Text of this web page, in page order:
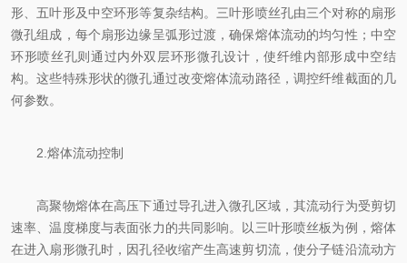
形、五叶形及中空环形等复杂结构。三叶形喷丝孔由三个对称的扇形
微孔组成，每个扇形边缘呈弧形过渡，确保熔体流动的均匀性；中空
环形喷丝孔则通过内外双层环形微孔设计，使纤维内部形成中空结
构。这些特殊形状的微孔通过改变熔体流动路径，调控纤维截面的几
何参数。
2.熔体流动控制
高聚物熔体在高压下通过导孔进入微孔区域，其流动行为受剪切
速率、温度梯度与表面张力的共同影响。以三叶形喷丝板为例，熔体
在进入扇形微孔时，因孔径收缩产生高速剪切流，使分子链沿流动方